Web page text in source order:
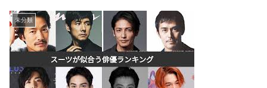
未分類